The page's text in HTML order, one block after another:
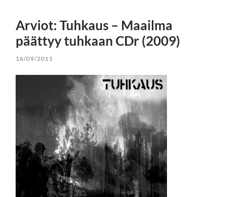
Arviot: Tuhkaus – Maailma
päättyy tuhkaan CDr (2009)
16/09/2011